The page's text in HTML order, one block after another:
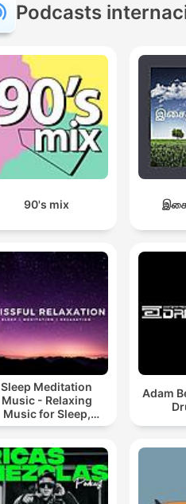
Podcasts
90's mix
Sleep Meditation
Music - Relaxing
Music for Sleep,
Meditation &
Adam